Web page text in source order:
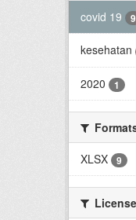
covid 19
9
kesehatan
2020 1
XLSX
9